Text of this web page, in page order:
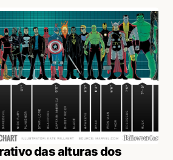
das alturas dos